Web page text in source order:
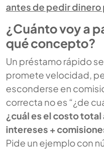
antes de pedir dinero
¿Cuánto voy a
qué concepto?
Un préstamo rápido
promete velocidad,
esconderse en
correcta no es “¿de
¿cuál es el costo total
intereses +
Pide un ejemplo con